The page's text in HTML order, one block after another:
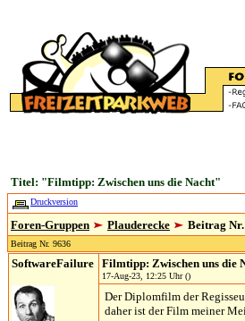
Titel: "Filmtipp: Zwischen uns die Nacht"
Druckversion
Foren-Gruppen Plauderecke Beitrag Nr.
Beitrag Nr. 9636
SoftwareFailure Filmtipp: Zwischen uns die
17-Aug-23, 12:25 Uhr ()
Der Diplomfilm der
daher ist der Film meiner